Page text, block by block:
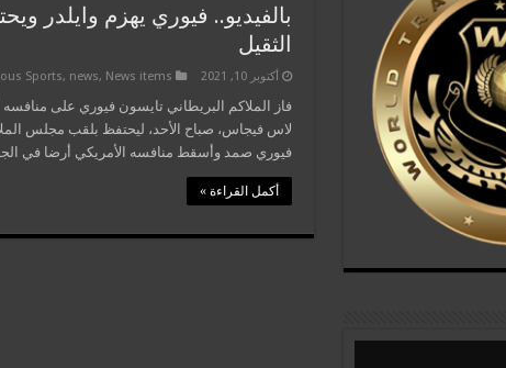
بالفيديو.. فيوري يهزم وايلدر
الثقيل
أكتوبر 10, 2021 Sports, news, News items
فاز الملاكم البريطاني تايسون فيوري على منافسه
لاس فيجاس، صباح الأحد، ليحتفظ بلقب مجلس
فيوري صمد وأسقط منافسه الأمريكي أرضا في
أكمل القراءة »